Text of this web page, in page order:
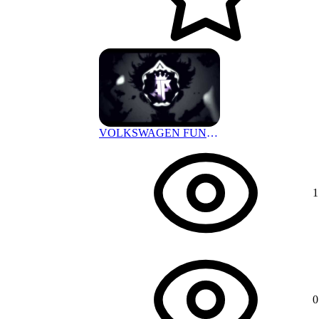
11 мес. назад VOLKSWAGEN FUNK [ SUPER SLOWED ] BASS BOOSTED BRAZILIAN
1
0